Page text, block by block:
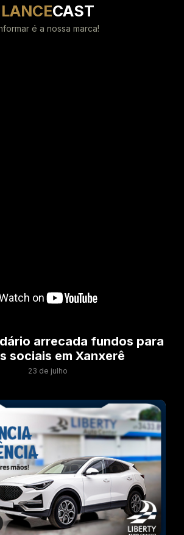
LANCECAST
é a nossa marca!
arrecada fundos para
sociais em Xanxerê
23 de julho